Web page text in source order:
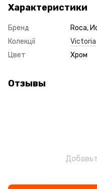
Характеристики
Бренд
Roca,
Колекції
Victoria
Цвет
Хром
Отзывы